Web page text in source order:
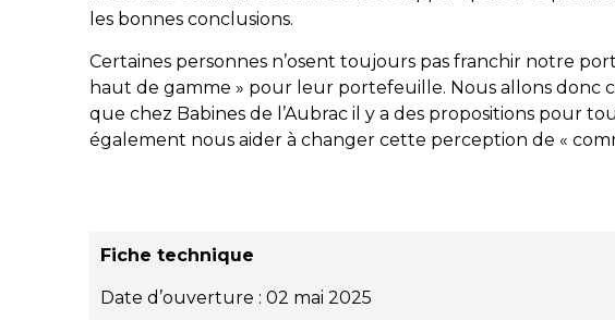
les bonnes conclusions.
Certaines personnes n’osent toujours pas franchir notre
haut de gamme » pour leur portefeuille. Nous allons
que chez Babines de l’Aubrac il y a des propositions pour
également nous aider à changer cette perception de «
Fiche technique
Date d’ouverture : 02 mai 2025